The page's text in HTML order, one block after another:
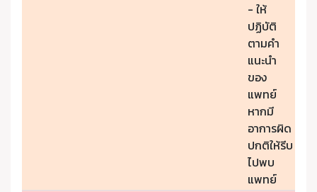
- ให้
ปฏิบัติ
ตามคำ
แนะนำ
ของ
แพทย์
หากมี
อาการผิด
ปกติให้รีบ
ไปพบ
แพทย์